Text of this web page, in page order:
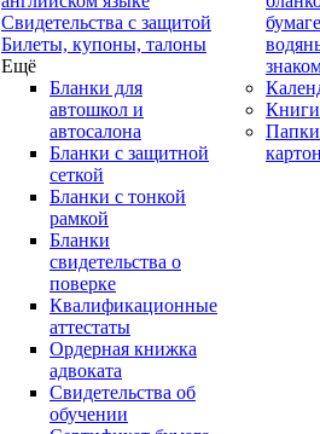
Свидетельства с защитой
Билеты, купоны, талоны
Ещё
Бланки для
автошкол и
автосалона
Бланки с защитной
сеткой
Бланки с тонкой
рамкой
Бланки
свидетельства о
поверке
Квалификационные
аттестаты
Ордерная книжка
адвоката
Свидетельства об
обучении
Книги
Папки